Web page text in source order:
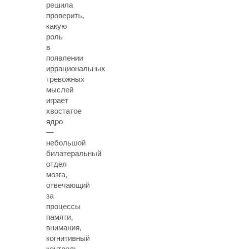
решила
проверить,
какую
роль
в
появлении
иррациональных
тревожных
мыслей
играет
хвостатое
ядро
—
небольшой
билатеральный
отдел
мозга,
отвечающий
за
процессы
памяти,
внимания,
когнитивный